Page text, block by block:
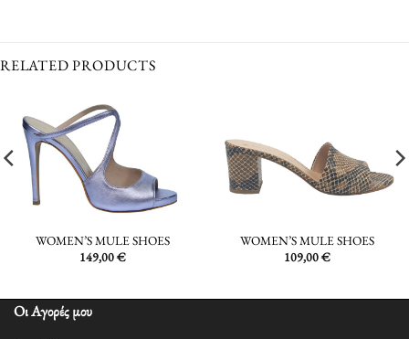
RELATED PRODUCTS
WOMEN’S MULE SHOES
149,00€
WOMEN’S MULE SHOES
109,00€
Οι Αγορές μου